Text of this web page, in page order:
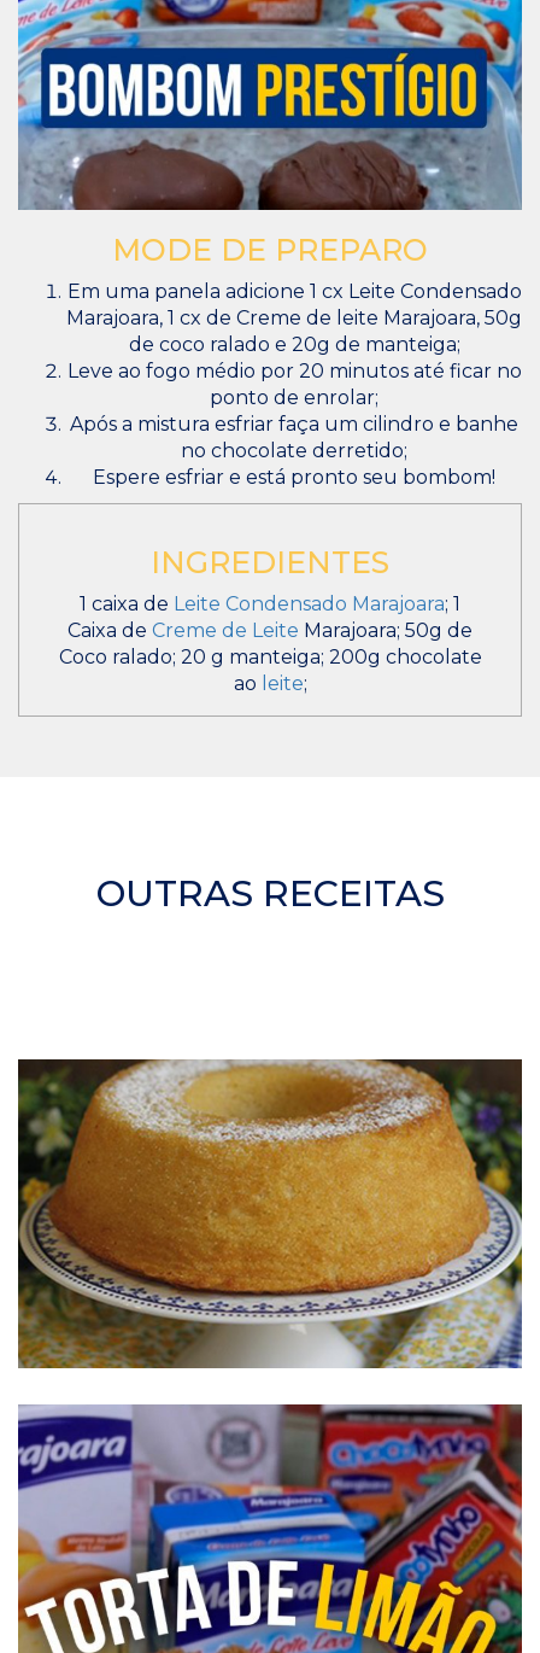
MODE DE PREPARO
Em uma panela adicione 1 cx Leite Condensado
Marajoara, 1 cx de Creme de leite Marajoara, 50g
de coco ralado e 20g de manteiga;
Leve ao fogo médio por 20 minutos até ficar no
ponto de enrolar;
Após a mistura esfriar faça um cilindro e banhe
no chocolate derretido;
Espere esfriar e está pronto seu bombom!
INGREDIENTES
1 caixa de Leite Condensado Marajoara; 1
Caixa de Creme de Leite Marajoara; 50g de
Coco ralado; 20 g manteiga; 200g chocolate
ao leite;
OUTRAS RECEITAS